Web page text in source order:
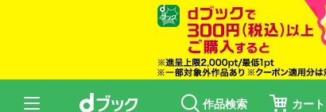
作品検索 カート